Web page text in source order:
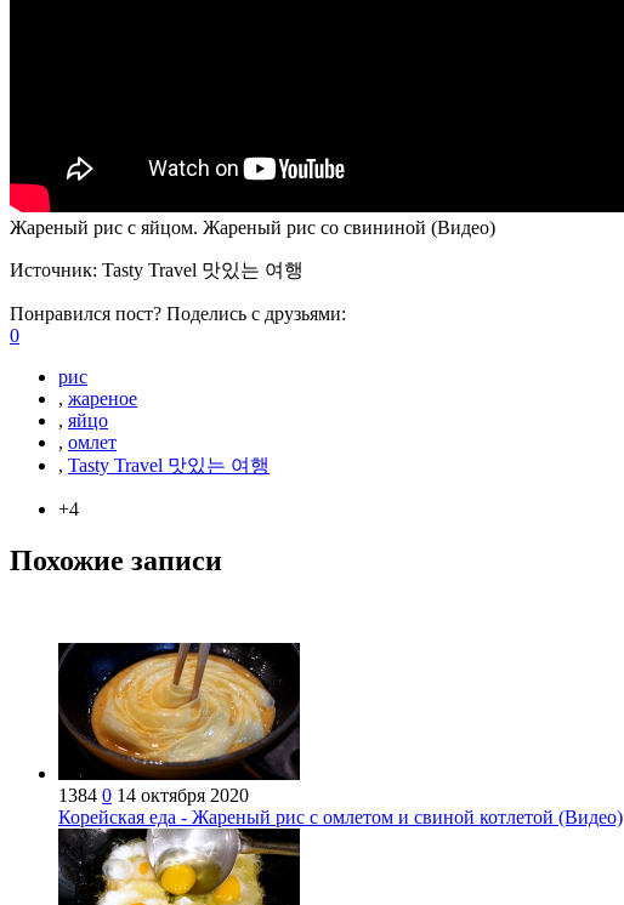
Жареный рис с яйцом. Жареный рис со свининой (Видео)
Источник: Tasty Travel 맛있는 여행
Понравился пост? Поделись с друзьями:
0
рис
, жареное
, яйцо
, омлет
, Tasty Travel 맛있는 여행
+4
Похожие записи
1384 0 14 октября 2020
Корейская еда - Жареный рис с омлетом и свиной котлетой (Видео)